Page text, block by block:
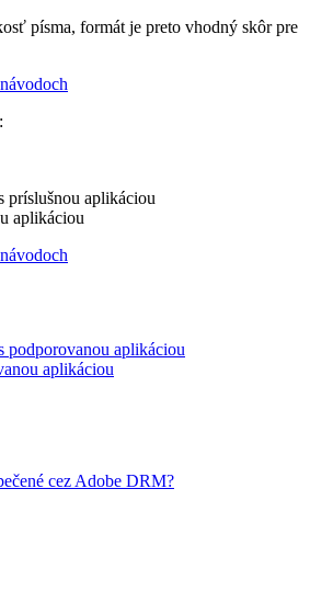
písma, formát je preto vhodný skôr pre
príslušnou aplikáciou
aplikáciou
podporovanou aplikáciou
aplikáciou
cez Adobe DRM?